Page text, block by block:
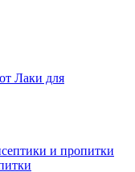
Лаки для
и пропитки